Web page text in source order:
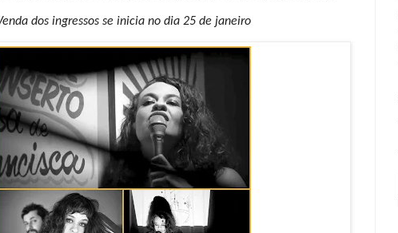
dos ingressos se inicia no dia 25 de janeiro